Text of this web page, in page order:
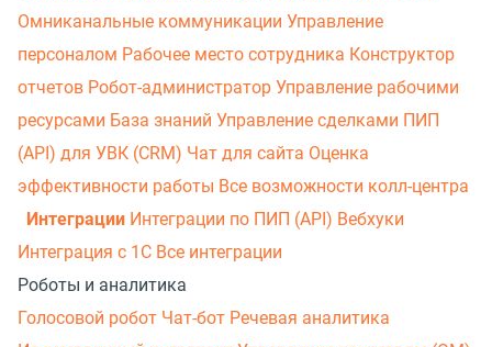
Омниканальные коммуникации Управление
персоналом Рабочее место сотрудника Конструктор
отчетов Робот-администратор Управление рабочими
ресурсами База знаний Управление сделками ПИП
(API) для УВК (CRM) Чат для сайта Оценка
эффективности работы Все возможности колл-центра
Интеграции Интеграции по ПИП (API) Вебхуки
Интеграция с 1С Все интеграции
Роботы и аналитика
Голосовой робот Чат-бот Речевая аналитика